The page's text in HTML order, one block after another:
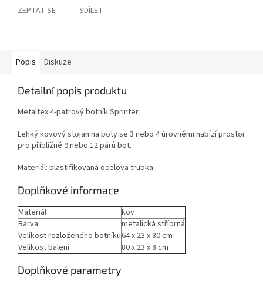
ZEPTAT SE SDÍLET
Popis Diskuze
Detailní popis produktu
Metaltex 4-patrový botník Sprinter
Lehký kovový stojan na boty se 3 nebo 4 úrovněmi nabízí prostor
pro přibližně 9 nebo 12 párů bot.
Materiál: plastifikovaná ocelová trubka
Doplňkové informace
Materiál
kov
Barva
metalická stříbrná
Velikost rozloženého botníku64 x 23 x 80 cm
Velikost balení
80 x 23 x 8 cm
Doplňkové parametry